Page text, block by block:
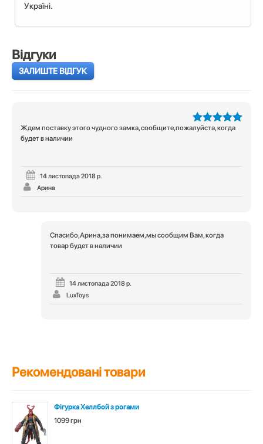
Україні.
Відгуки
ЗАЛИШТЕ ВІДГУК
5з 5
Ждем поставку этого чудного замка, сообщите,пожалуйста, когда
будет в наличии
14 листопада 2018 р.
Арина
Спасибо,Арина,за понимаем,мы сообщим Вам, когда
товар будет в наличии
14 листопада 2018 р.
LuxToys
Рекомендовані товари
Фігурка Хеллбой з рогами
1099 грн